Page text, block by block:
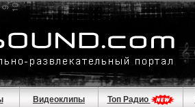
Видеоклипы Топ Радио